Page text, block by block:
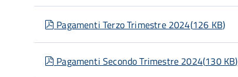
pdf
Pagamenti Terzo Trimestre 2024(126 KB)
pdf
Pagamenti Secondo Trimestre 2024(130 KB)